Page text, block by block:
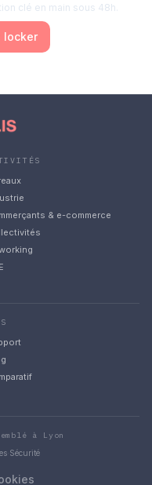
clé en main sous 48h.
locker
& e-commerce
à Lyon
Sécurité